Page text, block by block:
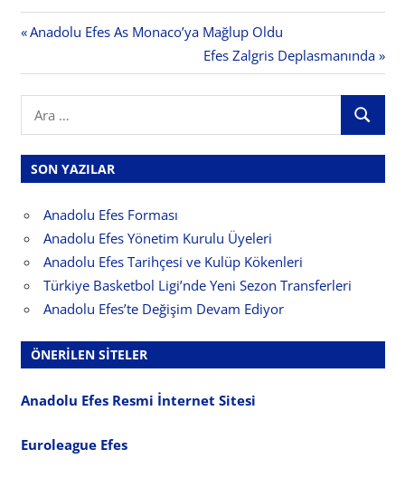
Yazı
gezinmesi
Previous
Anadolu Efes As Monaco’ya Mağlup Oldu
Next
Post:
Efes Zalgris Deplasmanında
ARA
SON YAZILAR
Anadolu Efes Forması
Anadolu Efes Yönetim Kurulu Üyeleri
Anadolu Efes Tarihçesi ve Kulüp Kökenleri
Türkiye Basketbol Ligi’nde Yeni Sezon Transferleri
Anadolu Efes’te Değişim Devam Ediyor
ÖNERILEN SITELER
Anadolu Efes Resmi İnternet Sitesi
Euroleague Efes